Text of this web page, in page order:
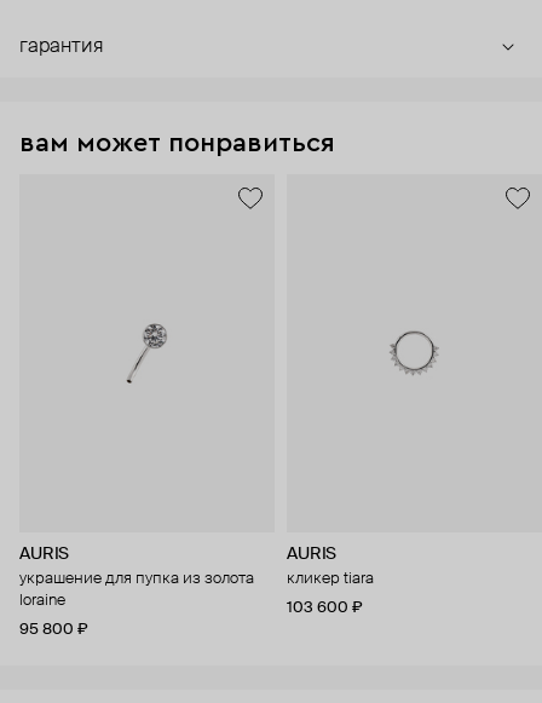
гарантия
вам может понравиться
AURIS
украшение для пупка из золота
loraine
95 800 ₽
AURIS
кликер tiara
103 600 ₽